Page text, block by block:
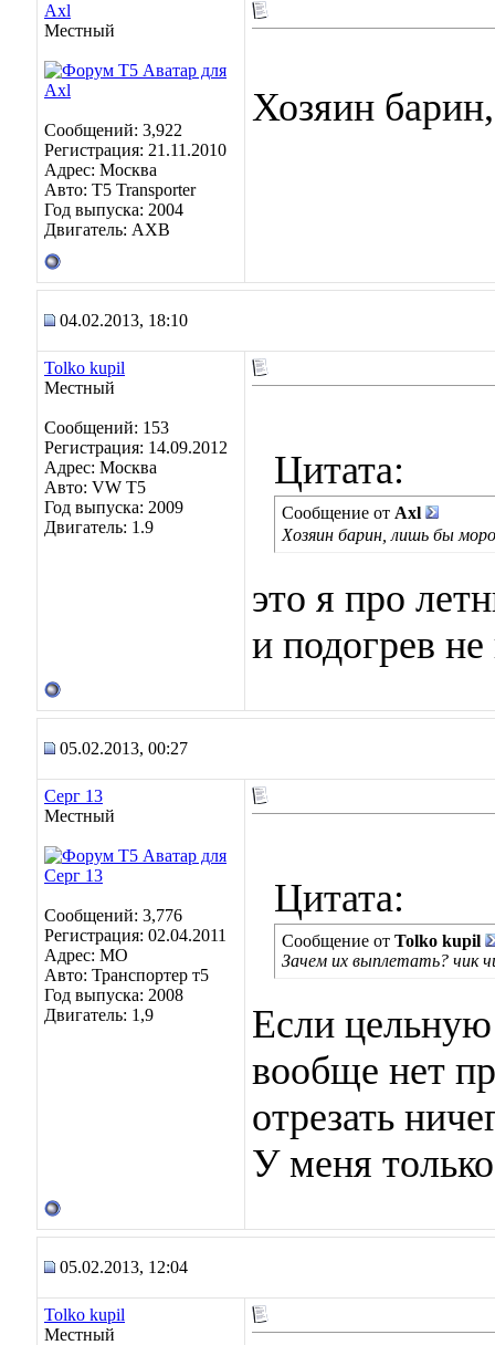
Axl
Местный
Сообщений: 3,922
Регистрация: 21.11.2010
Адрес: Москва
Авто: Т5 Transporter
Год выпуска: 2004
Двигатель: АХВ
Хозяин
04.02.2013, 18:10
Tolko kupil
Местный
Сообщений: 153
Регистрация: 14.09.2012
Адрес: Москва
Авто: VW T5
Год выпуска: 2009
Двигатель: 1.9
Цитата:
Сообщение от Axl
Хозяин барин, лишь бы
это я про
и подогрев
05.02.2013, 00:27
Серг 13
Местный
Сообщений: 3,776
Регистрация: 02.04.2011
Адрес: МО
Авто: Транспортер т5
Год выпуска: 2008
Двигатель: 1,9
Цитата:
Сообщение от Tolko kupil
Зачем их выплетать? чик
Если цельную
вообще нет
отрезать
У меня
05.02.2013, 12:04
Tolko kupil
Местный